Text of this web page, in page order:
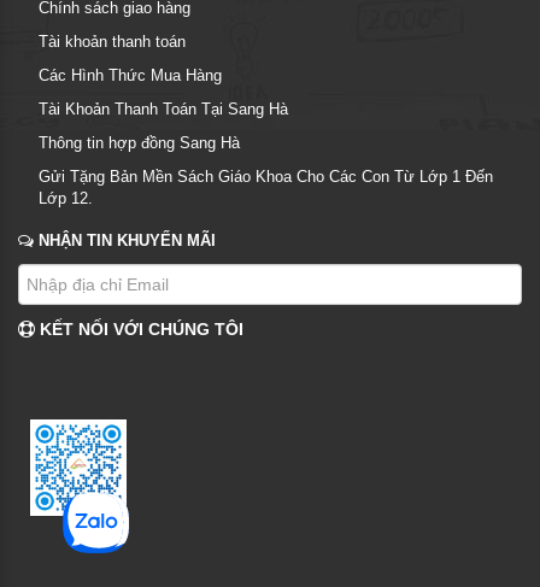
Chính sách giao hàng
Tài khoản thanh toán
Các Hình Thức Mua Hàng
Tài Khoản Thanh Toán Tại Sang Hà
Thông tin hợp đồng Sang Hà
Gửi Tặng Bản Mền Sách Giáo Khoa Cho Các Con Từ Lớp 1 Đến
Lớp 12.
NHẬN TIN KHUYẾN MÃI
KẾT NỐI VỚI CHÚNG TÔI